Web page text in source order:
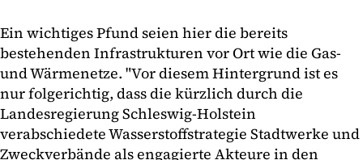
Ein wichtiges Pfund seien hier die bereits
bestehenden Infrastrukturen vor Ort wie die Gas-
und Wärmenetze. "Vor diesem Hintergrund ist es
nur folgerichtig, dass die kürzlich durch die
Landesregierung Schleswig-Holstein
verabschiedete Wasserstoffstrategie Stadtwerke und
Zweckverbände als engagierte Akteure in den